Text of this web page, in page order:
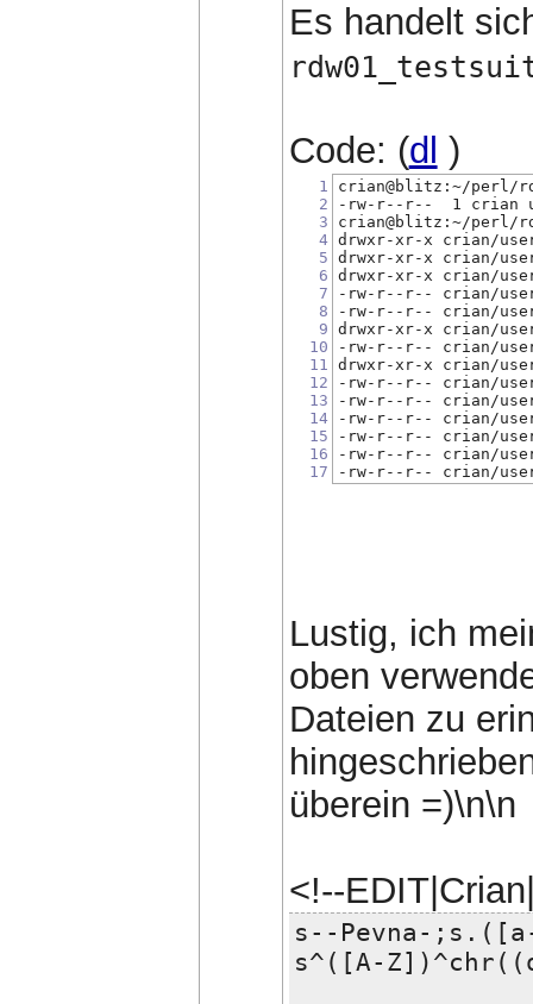
Es handelt
Code: (dl )
1
2
3
4
5
6
7
8
9
10
11
12
13
14
15
16
17
crian@blitz:~/perl/
-rw-r--r--  1 crian
crian@blitz:~/perl/
drwxr-xr-x crian/
drwxr-xr-x crian/
drwxr-xr-x crian/
-rw-r--r-- crian/
-rw-r--r-- crian/
drwxr-xr-x crian/
-rw-r--r-- crian/
drwxr-xr-x crian/
-rw-r--r-- crian/
-rw-r--r-- crian/
-rw-r--r-- crian/
-rw-r--r-- crian/
-rw-r--r-- crian/
-rw-r--r-- crian/
Lustig, ich
oben
Dateien zu
überein =)\n\n
<!--
s--Pevna-
s^([A-